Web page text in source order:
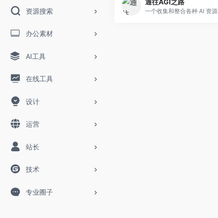
资源搜索
办公素材
AI工具
在线工具
设计
运营
站长
技术
专业圈子
通往AGI之路